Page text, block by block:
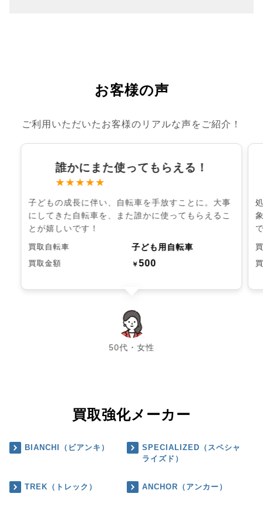
お客様の声
ご利用いただいたお客様のリアルな声をご紹介！
誰かにまた使ってもらえる！
★★★★★
子どもの成長に伴い、自転車を手放すことに。大事
にしてきた自転車を、また誰かに使ってもらえるこ
とが嬉しいです！
買取自転車 子ども用自転車
買取金額 ￥500
50代・女性
chevron_left chevron_right
買取強化メーカー
BIANCHI（ビアンキ）
SPECIALIZED（スペシャ
ライズド）
TREK（トレック） ANCHOR（アンカー）